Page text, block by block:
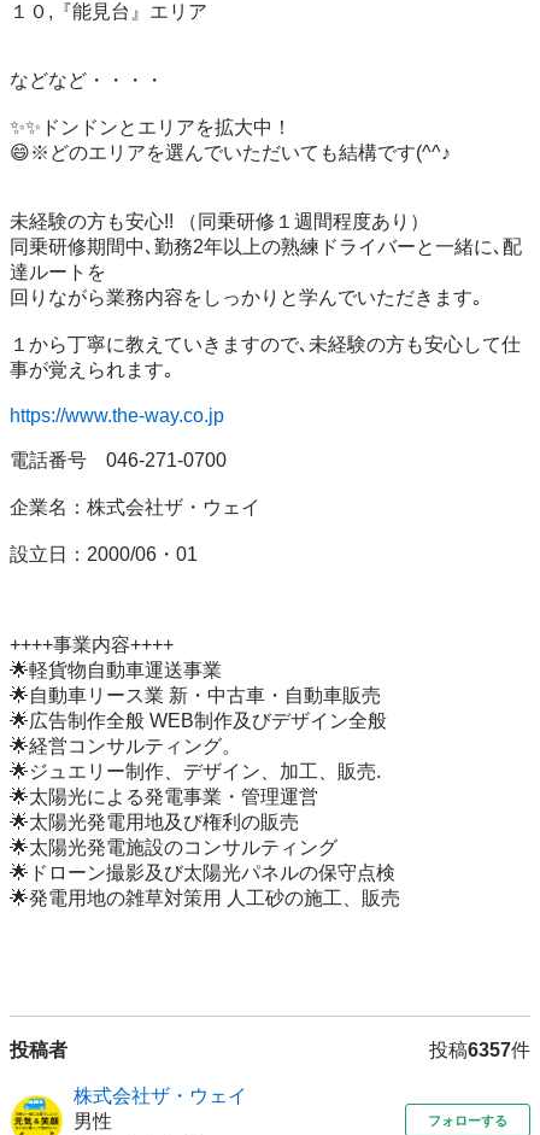
１０,『能見台』エリア
などなど・・・・
✨✨ドンドンとエリアを拡大中！
😄※どのエリアを選んでいただいても結構です(^^♪
未経験の方も安心!! （同乗研修１週間程度あり）
同乗研修期間中､勤務2年以上の熟練ドライバーと一緒に､配
達ルートを
回りながら業務内容をしっかりと学んでいただきます｡
１から丁寧に教えていきますので､未経験の方も安心して仕
事が覚えられます｡
https://www.the-way.co.jp
電話番号　046-271-0700
企業名：株式会社ザ・ウェイ
設立日：2000/06・01
++++事業内容++++
🌟軽貨物自動車運送事業
🌟自動車リース業 新・中古車・自動車販売
🌟広告制作全般 WEB制作及びデザイン全般
🌟経営コンサルティング。
🌟ジュエリー制作、デザイン、加工、販売.
🌟太陽光による発電事業・管理運営
🌟太陽光発電用地及び権利の販売
🌟太陽光発電施設のコンサルティング
🌟ドローン撮影及び太陽光パネルの保守点検
🌟発電用地の雑草対策用 人工砂の施工、販売
投稿者 投稿6357件
株式会社ザ・ウェイ
男性
フォローする